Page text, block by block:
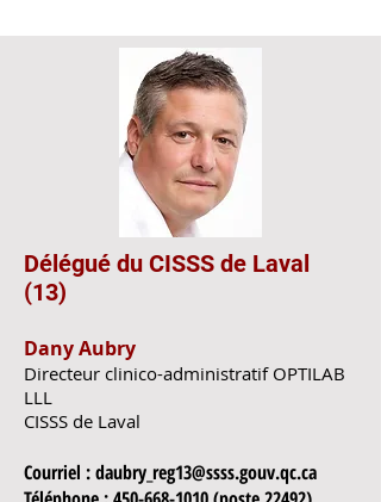
Délégué du CISSS de Laval
(13)
Dany Aubry
Directeur clinico-administratif OPTILAB
LLL
CISSS de Laval
Courriel :daubry_reg13@ssss.gouv.qc.ca